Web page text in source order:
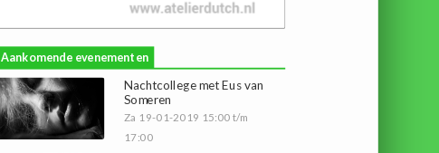
Aankomende evenementen
Nachtcollege met Eus van
Someren
Za 19-01-2019 15:00 t/m
17:00